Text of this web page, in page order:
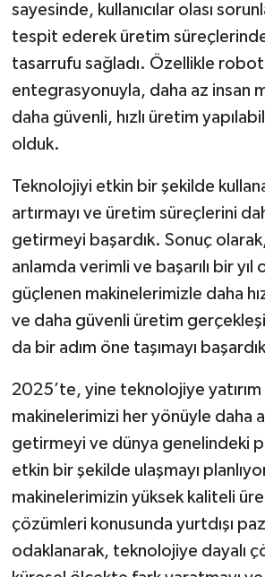
sayesinde, kullanıcılar olası
tespit ederek üretim
tasarrufu sağladı. Özellikle robot
entegrasyonuyla, daha az insan
daha güvenli, hızlı üretim
olduk.
Teknolojiyi etkin bir şekilde
artırmayı ve üretim süreçlerini
getirmeyi başardık. Sonuç
anlamda verimli ve başarılı bir
güçlenen makinelerimizle daha
ve daha güvenli üretim
da bir adım öne taşımayı
2025’te, yine teknolojiye
makinelerimizi her yönüyle daha
getirmeyi ve dünya genelindeki
etkin bir şekilde ulaşmayı
makinelerimizin yüksek kaliteli
çözümleri konusunda yurtdışı
odaklanarak, teknolojiye dayalı